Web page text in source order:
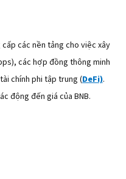
các nền tảng cho việc xây
các hợp đồng thông minh
chính phi tập trung (DeFi).
động đến giá của BNB.